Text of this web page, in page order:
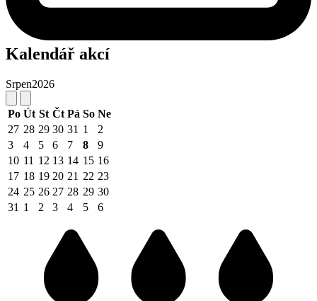
Kalendář akcí
Srpen2026
Po Út St Čt Pá So Ne
27 28 29 30 31 1
2
3
4 5 6 7 8
9
10 11 12 13 14 15 16
17 18 19 20 21 22 23
24 25 26 27 28 29 30
31 1 2 3 4 5 6